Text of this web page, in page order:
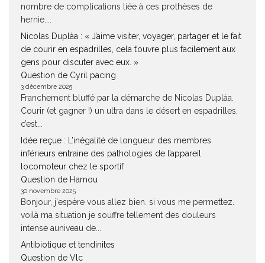
nombre de complications liée à ces prothèses de
hernie....
Nicolas Duplàa : « J’aime visiter, voyager, partager et le fait
de courir en espadrilles, cela t’ouvre plus facilement aux
gens pour discuter avec eux. »
Question de Cyril pacing
3 décembre 2025
Franchement bluffé par la démarche de Nicolas Duplàa.
Courir (et gagner !) un ultra dans le désert en espadrilles,
c’est...
Idée reçue : L’inégalité de longueur des membres
inférieurs entraine des pathologies de l’appareil
locomoteur chez le sportif
Question de Hamou
30 novembre 2025
Bonjour, j'espère vous allez bien. si vous me permettez.
voilà ma situation je souffre tellement des douleurs
intense auniveau de...
Antibiotique et tendinites
Question de Vlc